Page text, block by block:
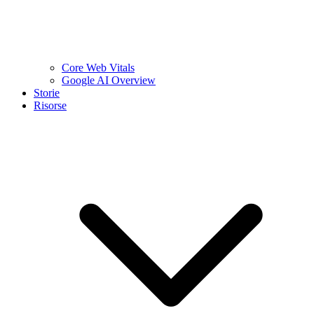
Core Web Vitals
Google AI Overview
Storie
Risorse